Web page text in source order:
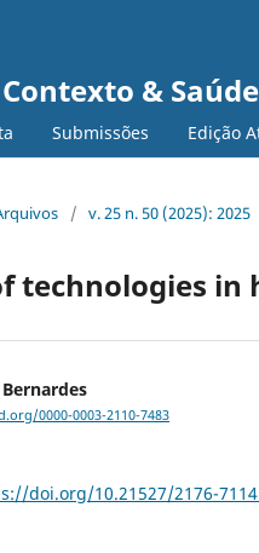
& Saúde
Submissões Edição
/ v. 25 n. 50 (2025): 2025
technologies in
0000-0003-2110-7483
doi.org/10.21527/2176-